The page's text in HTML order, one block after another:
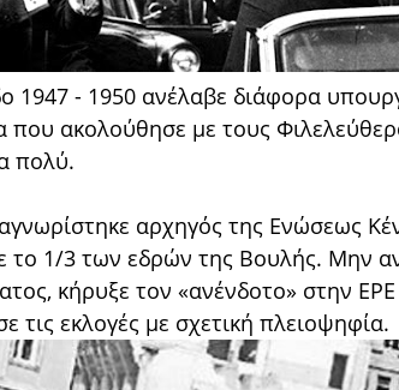
1947 - 1950 ανέλαβε διάφορα
που ακολούθησε με τους
πολύ.
αρχηγός της Ενώσεως
το 1/3 των εδρών της Βουλής. Μην
κήρυξε τον «ανένδοτο» στην
τις εκλογές με σχετική πλειοψηφία.